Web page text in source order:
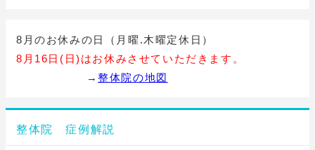
8月のお休みの日（月曜.木曜定休日）
8月16日(日)はお休みさせていただきます。
→整体院の地図
整体院 症例解説